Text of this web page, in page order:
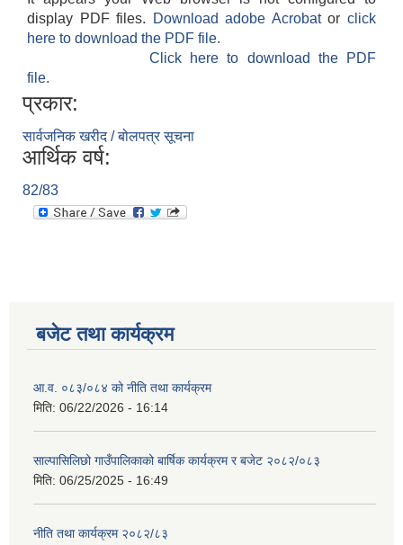
display PDF files.
Download adobe Acrobatorclick
here to download the PDF file.
Click here to download the PDF
file.
प्रकार:
सार्वजनिक खरीद / बोलपत्र सूचना
आर्थिक वर्ष:
82/83
बजेट तथा कार्यक्रम
आ.व. ०८३/०८४ को नीति तथा कार्यक्रम
मिति: 06/22/2026 - 16:14
साल्पासिलिछो गाउँपालिकाको बार्षिक कार्यक्रम र बजेट २०८२/०८३
मिति: 06/25/2025 - 16:49
नीति तथा कार्यक्रम २०८२/८३